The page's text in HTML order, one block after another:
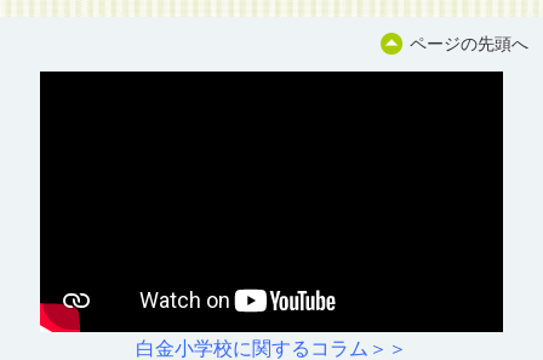
ページの先頭へ
白金小学校に関するコラム＞＞